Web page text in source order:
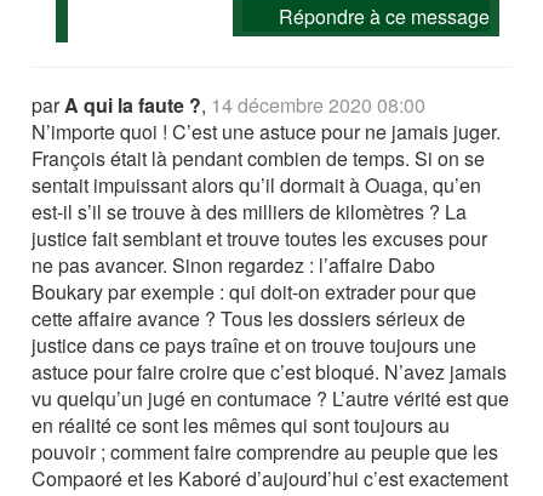
Répondre à ce message
parA qui la faute ?, 14 décembre 2020 08:00
N’importe quoi ! C’est une astuce pour ne jamais juger.
François était là pendant combien de temps. Si on se
sentait impuissant alors qu’il dormait à Ouaga, qu’en
est-il s’il se trouve à des milliers de kilomètres ? La
justice fait semblant et trouve toutes les excuses pour
ne pas avancer. Sinon regardez : l’affaire Dabo
Boukary par exemple : qui doit-on extrader pour que
cette affaire avance ? Tous les dossiers sérieux de
justice dans ce pays traîne et on trouve toujours une
astuce pour faire croire que c’est bloqué. N’avez jamais
vu quelqu’un jugé en contumace ? L’autre vérité est que
en réalité ce sont les mêmes qui sont toujours au
pouvoir ; comment faire comprendre au peuple que les
Compaoré et les Kaboré d’aujourd’hui c’est exactement